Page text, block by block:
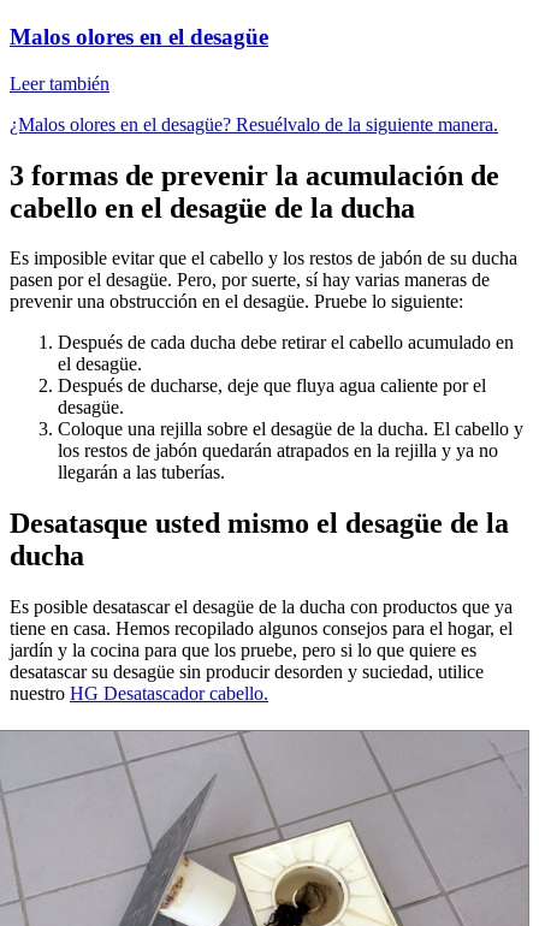
Malos olores en el desagüe
Leer también
¿Malos olores en el desagüe? Resuélvalo de la siguiente manera.
3 formas de prevenir la acumulación de
cabello en el desagüe de la ducha
Es imposible evitar que el cabello y los restos de jabón de su ducha
pasen por el desagüe. Pero, por suerte, sí hay varias maneras de
prevenir una obstrucción en el desagüe. Pruebe lo siguiente:
Después de cada ducha debe retirar el cabello acumulado en
el desagüe.
Después de ducharse, deje que fluya agua caliente por el
desagüe.
Coloque una rejilla sobre el desagüe de la ducha. El cabello y
los restos de jabón quedarán atrapados en la rejilla y ya no
llegarán a las tuberías.
Desatasque usted mismo el desagüe de la
ducha
Es posible desatascar el desagüe de la ducha con productos que ya
tiene en casa. Hemos recopilado algunos consejos para el hogar, el
jardín y la cocina para que los pruebe, pero si lo que quiere es
desatascar su desagüe sin producir desorden y suciedad, utilice
nuestro HG Desatascador cabello.